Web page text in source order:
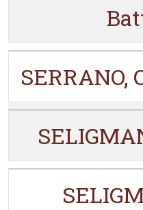
SERRANO,